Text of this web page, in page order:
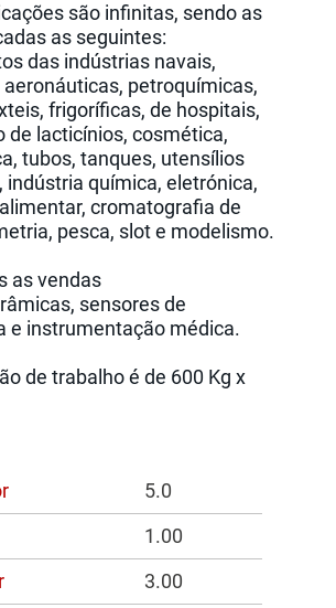
são infinitas, sendo as
as seguintes:
das indústrias navais,
petroquímicas,
frigoríficas, de hospitais,
de lacticínios, cosmética,
tubos, tanques, utensílios
indústria química, eletrónica,
cromatografia de
pesca, slot e modelismo.
as vendas
sensores de
e instrumentação médica.
de trabalho é de 600 Kg x
5.0
1.00
3.00